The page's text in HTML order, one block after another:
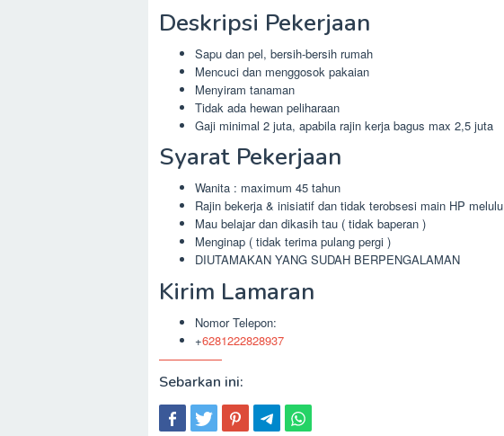
Deskripsi Pekerjaan
Sapu dan pel, bersih-bersih rumah
Mencuci dan menggosok pakaian
Menyiram tanaman
Tidak ada hewan peliharaan
Gaji minimal 2 juta, apabila rajin kerja bagus max 2,5 juta
Syarat Pekerjaan
Wanita : maximum 45 tahun
Rajin bekerja & inisiatif dan tidak terobsesi main HP melulu
Mau belajar dan dikasih tau ( tidak baperan )
Menginap ( tidak terima pulang pergi )
DIUTAMAKAN YANG SUDAH BERPENGALAMAN
Kirim Lamaran
Nomor Telepon:
+6281222828937
Sebarkan ini: